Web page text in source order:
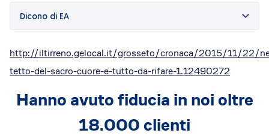
Dove siamo
Investors
ESG
Il nostro franchising
Dicono di Acrobatica
Dicono di EA
http://iltirreno.gelocal.it/grosseto/cronaca/2015/11/22/
tetto-del-sacro-cuore-e-tutto-da-rifare-1.12490272
Hanno avuto fiducia in noi oltre
18.000 clienti